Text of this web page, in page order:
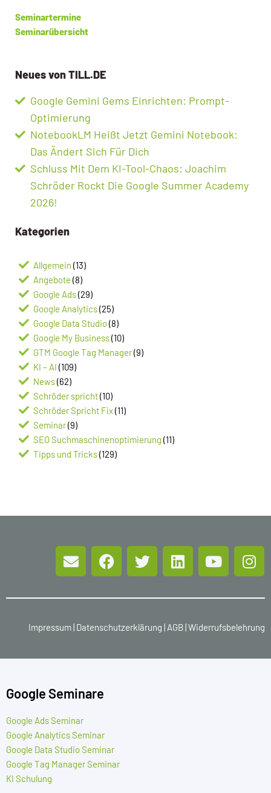
Seminartermine
Seminarübersicht
Neues von TILL.DE
Google Gemini Gems Einrichten: Prompt-
Optimierung
NotebookLM Heißt Jetzt Gemini Notebook:
Das Ändert Sich Für Dich
Schluss Mit Dem KI-Tool-Chaos: Joachim
Schröder Rockt Die Google Summer Academy
2026!
Kategorien
Allgemein (13)
Angebote (8)
Google Ads(29)
Google Analytics(25)
Google Data Studio(8)
Google My Business(10)
GTM Google Tag Manager(9)
KI – AI (109)
News(62)
Schröder spricht(10)
Schröder Spricht Fix(11)
Seminar(9)
SEO Suchmaschinenoptimierung (11)
Tipps und Tricks(129)
Impressum| Datenschutzerklärung | AGB|Widerrufsbelehrung
Google Seminare
Google Ads Seminar
Google Analytics Seminar
Google Data Studio Seminar
Google Tag Manager Seminar
KI Schulung